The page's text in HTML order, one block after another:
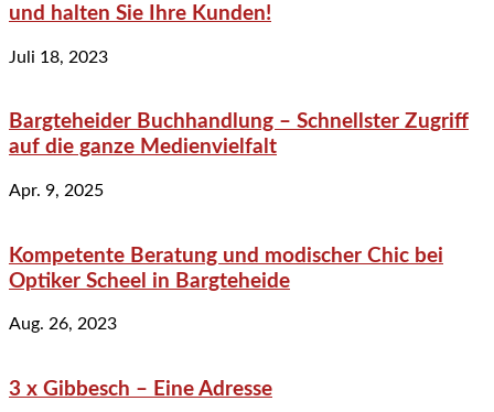
und halten Sie Ihre Kunden!
Juli 18, 2023
Bargteheider Buchhandlung – Schnellster Zugriff
auf die ganze Medienvielfalt
Apr. 9, 2025
Kompetente Beratung und modischer Chic bei
Optiker Scheel in Bargteheide
Aug. 26, 2023
3 x Gibbesch – Eine Adresse